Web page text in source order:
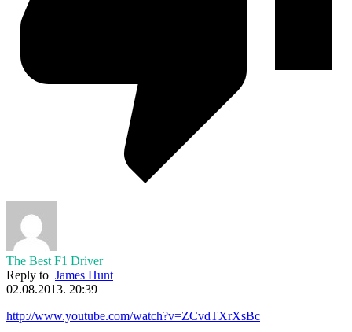
The Best F1 Driver
Reply to James Hunt
02.08.2013. 20:39
http://www.youtube.com/watch?v=ZCvdTXrXsBc